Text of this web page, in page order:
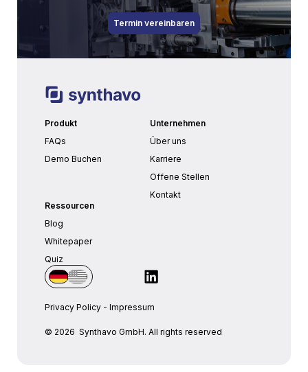
Termin vereinbaren
Produkt
FAQs
Demo Buchen
Unternehmen
Über uns
Karriere
Offene Stellen
Kontakt
Ressourcen
Blog
Whitepaper
Quiz
Privacy Policy - Impressum
© 2026 Synthavo GmbH. All rights reserved